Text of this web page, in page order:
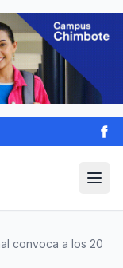
convoca a los 20